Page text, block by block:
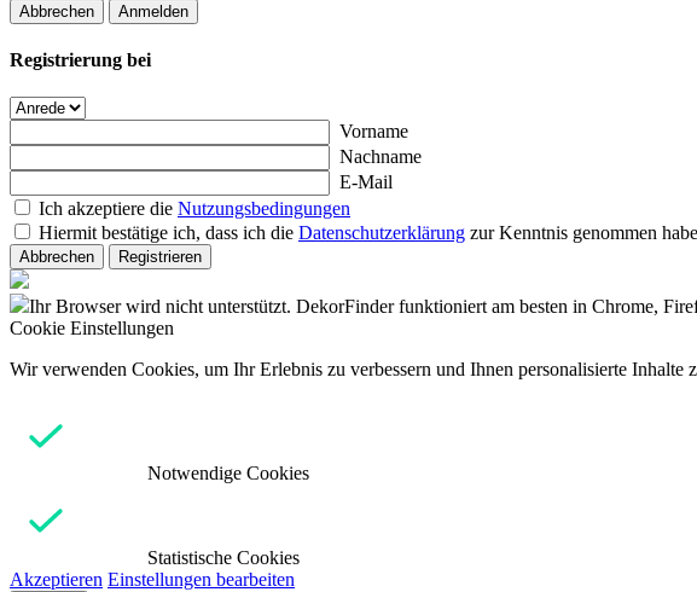
Abbrechen Anmelden
Registrierung bei
Vorname
Nachname
E-Mail
Ich akzeptiere die Nutzungsbedingungen
Hiermit bestätige ich, dass ich die Datenschutzerklärung zur Kenntnis genommen
Abbrechen Registrieren
Ihr Browser wird nicht unterstützt. DekorFinder funktioniert am besten in Chrome,
Cookie Einstellungen
Wir verwenden Cookies, um Ihr Erlebnis zu verbessern und Ihnen personalisierte
Notwendige Cookies
Statistische Cookies
Akzeptieren Einstellungen bearbeiten